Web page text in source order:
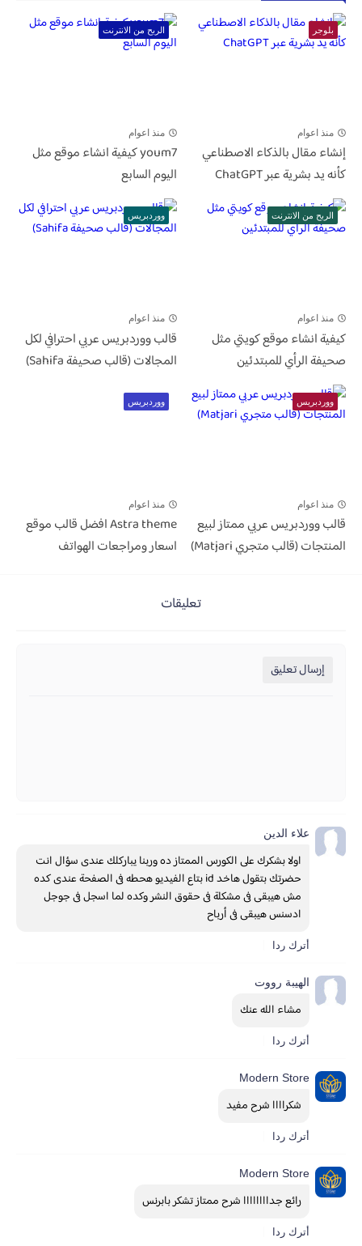
بلوجر
منذ اعوام
إنشاء مقال بالذكاء الاصطناعي
كأنه يد بشرية عبر ChatGPT
الربح من الانترنت
منذ اعوام
youm7 كيفية انشاء موقع مثل
اليوم السابع
الربح من الانترنت
منذ اعوام
كيفية انشاء موقع كويتي مثل
صحيفة الرأي للمبتدئين
ووردبريس
منذ اعوام
قالب ووردبريس عربي احترافي لكل
المجالات (قالب صحيفة Sahifa)
ووردبريس
منذ اعوام
قالب ووردبريس عربي ممتاز لبيع
المنتجات (قالب متجري Matjari)
ووردبريس
منذ اعوام
Astra theme افضل قالب موقع
اسعار ومراجعات الهواتف
تعليقات
إرسال تعليق
علاء الدين
ادسنس هيبقى فى أرباح
أترك ردا
الهيبة رووت
مشاء الله عنك
أترك ردا
Modern Store
شكراااا شرح مفيد
أترك ردا
Modern Store
رائع جداااااااا شرح ممتاز تشكر بابرنس
أترك ردا